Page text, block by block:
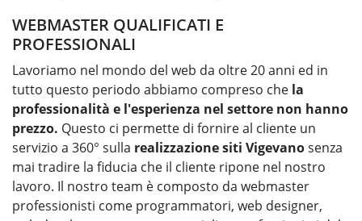
WEBMASTER QUALIFICATI E
PROFESSIONALI
Lavoriamo nel mondo del web da oltre 20 anni ed in
tutto questo periodo abbiamo compreso che la
professionalità e l'esperienza nel settore non hanno
prezzo. Questo ci permette di fornire al cliente un
servizio a 360° sulla realizzazione siti Vigevanosenza
mai tradire la fiducia che il cliente ripone nel nostro
lavoro. Il nostro team è composto da webmaster
professionisti come programmatori, web designer,